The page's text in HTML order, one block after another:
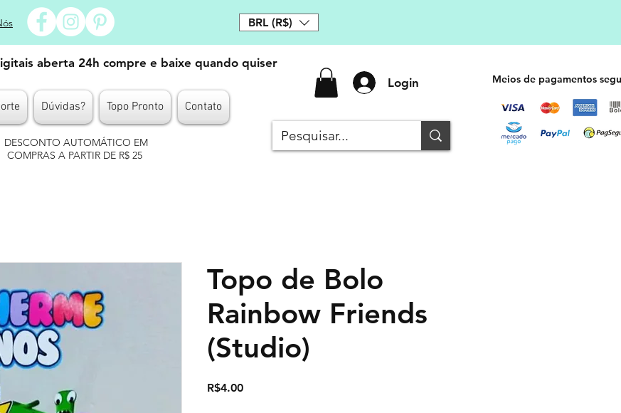
BRL (R$)
aberta 24h compre e baixe quando quiser
Dúvidas? Topo Pronto Contato
Login
DESCONTO AUTOMÁTICO EM
COMPRAS A PARTIR DE R$ 25
Meios de pagamentos
Topo de Bolo
Rainbow Friends
(Studio)
R$4.00Price